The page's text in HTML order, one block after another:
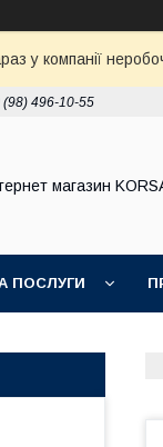
у компанії
(98) 496-10-55
магазин
ПОСЛУГИ